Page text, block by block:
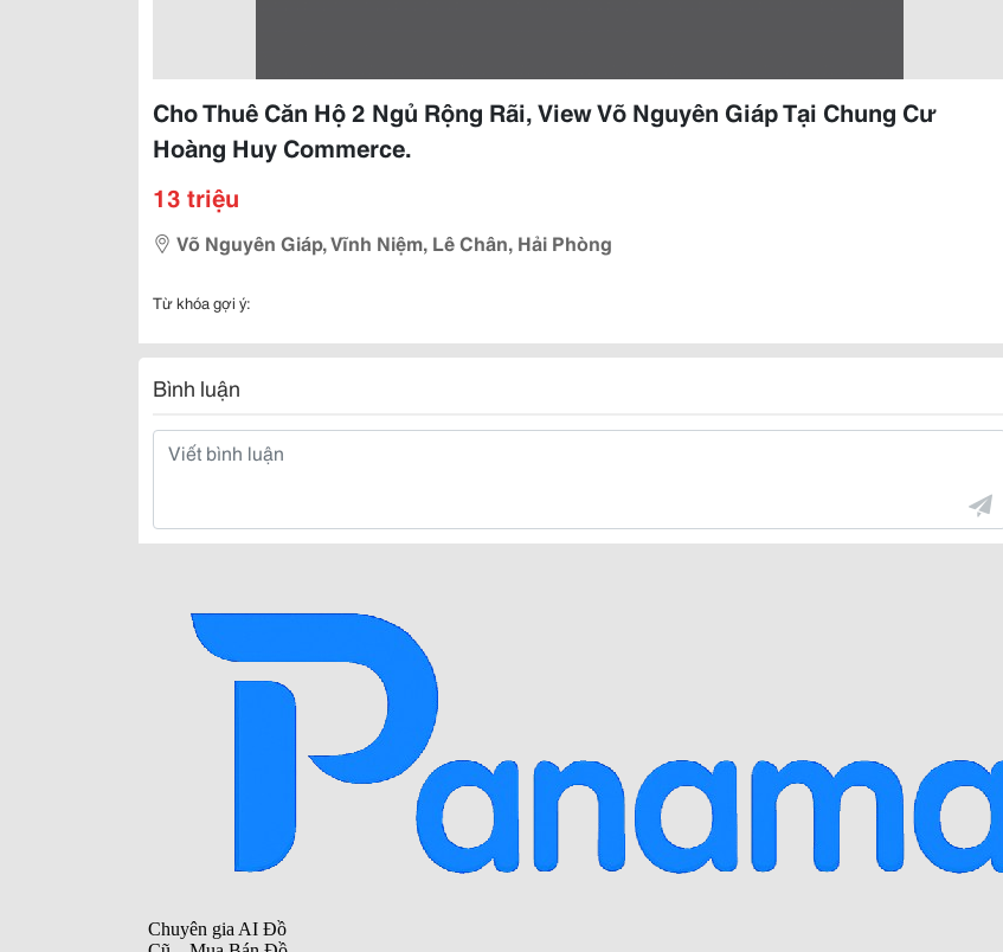
Cho Thuê Căn Hộ 2 Ngủ Rộng Rãi, View Võ Nguyên Giáp Tại Chung Cư
Hoàng Huy Commerce.
13 triệu
Võ Nguyên Giáp, Vĩnh Niệm, Lê Chân, Hải Phòng
Từ khóa gợi ý:
Bình luận